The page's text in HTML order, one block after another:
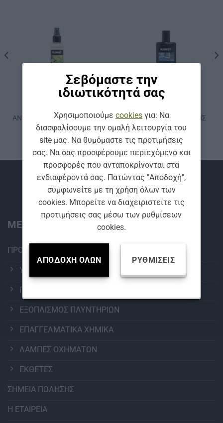
Σεβόμαστε την
ιδιωτικότητά σας
Χρησιμοποιούμε cookiesγια: Να
διασφαλίσουμε την ομαλή λειτουργία του
site μας. Να θυμόμαστε τις προτιμήσεις
σας. Να σας προσφέρουμε περιεχόμενο και
προσφορές που ανταποκρίνονται στα
ενδιαφέροντά σας. Πατώντας "Αποδοχή",
συμφωνείτε με τη χρήση όλων των
cookies. Μπορείτε να διαχειριστείτε τις
προτιμήσεις σας μέσω των ρυθμίσεων
cookies.
ΑΠΟΔΟΧΉ ΌΛΩΝ ΡΥΘΜΊΣΕΙΣ
ΑΝΤΙ-ΟΣΜΩΤΙΚΟ ΜΕ ΑΡΩΜΑ
ΤΣΑΪ FLOWEY 150 ml
ΚΩΔ: 3.2
ΑΛΟΙΦΗ ΥΨΗΛΗΣ ΚΟΠΗΣ
FLOWEY 250 ml
Βρείτε μας
ΜΕΝΟΥ:
ΠΡΟΪΟΝΤΑ
ΥΑΛΟΚΑΘΑΡΙΣΤΗΡΕΣ
ΠΕΡΙΠΟΙΗΣΗ ΑΥΤΟΚΙΝΗΤΟΥ
ΕΞΟΠΛΙΣΜΟΣ ΠΛΥΝΤΗΡΙΩΝ
ΕΠΑΓΓΕΛΜΑΤΙΚΑ ΧΗΜΙΚΑ
ΛΑΜΠΕΣ ΟΧΗΜΑΤΩΝ
ΕΚΘΕΤΕΣ
ΣΗΜΕΙΑ ΠΩΛΗΣΗΣ
Η ΕΤΑΙΡΕΙΑ